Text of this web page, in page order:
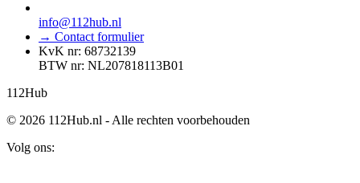
info@112hub.nl
→ Contact formulier
KvK nr: 68732139
BTW nr: NL207818113B01
112Hub
© 2026 112Hub.nl - Alle rechten voorbehouden
Volg ons: